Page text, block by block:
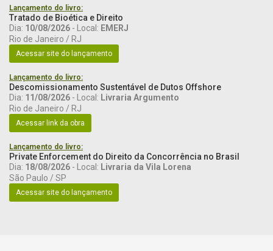
Lançamento do livro:
Tratado de Bioética e Direito
Dia: 10/08/2026 - Local: EMERJ
Rio de Janeiro / RJ
Acessar site do lançamento
Lançamento do livro:
Descomissionamento Sustentável de Dutos Offshore
Dia: 11/08/2026 - Local: Livraria Argumento
Rio de Janeiro / RJ
Acessar link da obra
Lançamento do livro:
Private Enforcement do Direito da Concorrência no Brasil
Dia: 18/08/2026 - Local: Livraria da Vila Lorena
São Paulo / SP
Acessar site do lançamento